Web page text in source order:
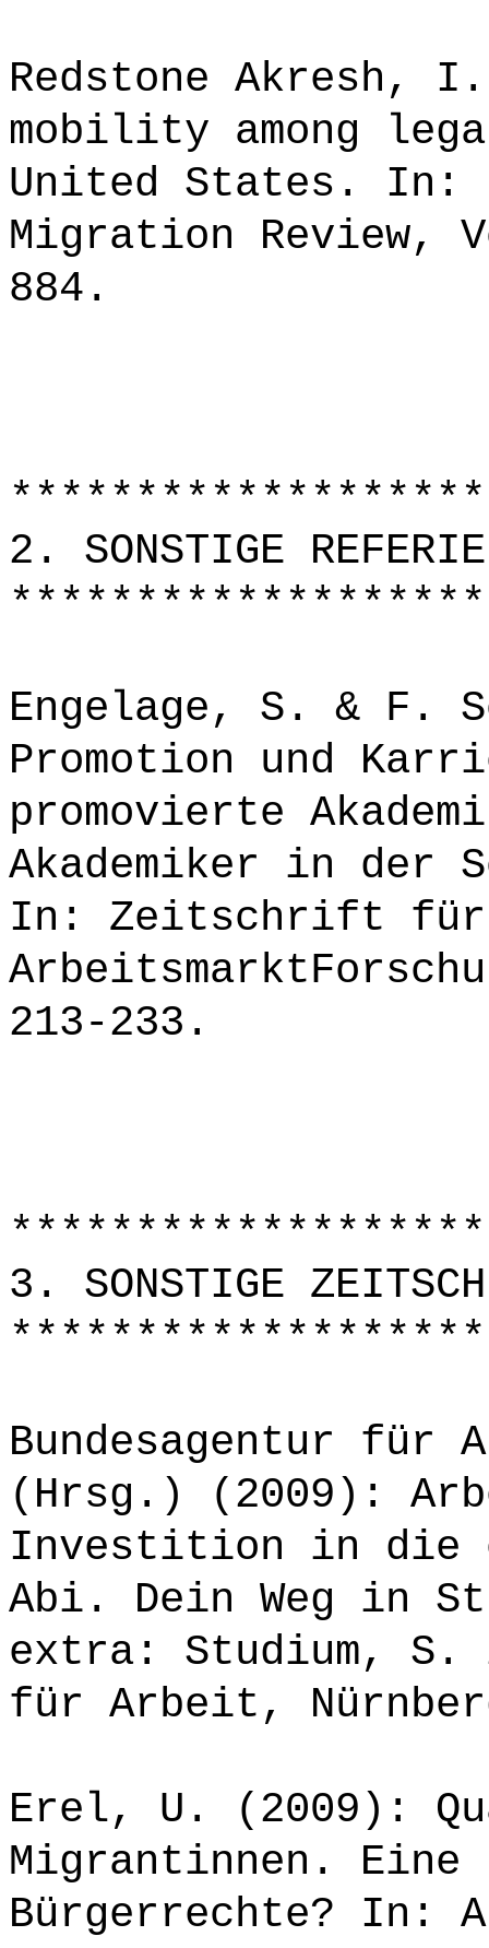
Redstone Akresh,
mobility among
United States. In:
Migration Review,
884.
2. SONSTIGE
Engelage, S. & F.
Promotion und
promovierte
Akademiker in der
In: Zeitschrift für
213-233.
3. SONSTIGE
Bundesagentur für
(Hrsg.) (2009):
Investition in die
Abi. Dein Weg in
extra: Studium, S.
für Arbeit,
Erel, U. (2009):
Migrantinnen. Eine
Bürgerrechte? In: